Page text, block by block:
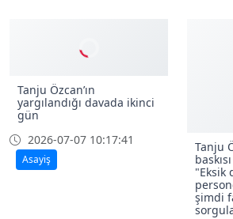
Tanju Özcan’ın
yargılandığı davada ikinci
gün
2026-07-07 10:17:41
Asayiş
Tanju
"Eksik
şimdi